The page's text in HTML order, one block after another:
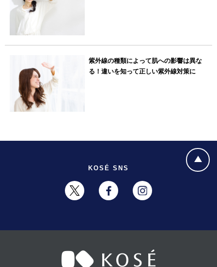
紫外線の種類によって肌への影響は異な
る！違いを知って正しい紫外線対策に
KOSÉ SNS